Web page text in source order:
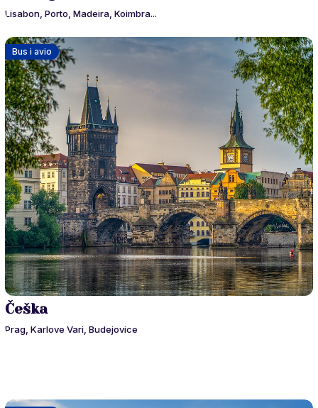
Lisabon, Porto, Madeira, Koimbra...
Bus i avio
Češka
Prag, Karlove Vari, Budejovice